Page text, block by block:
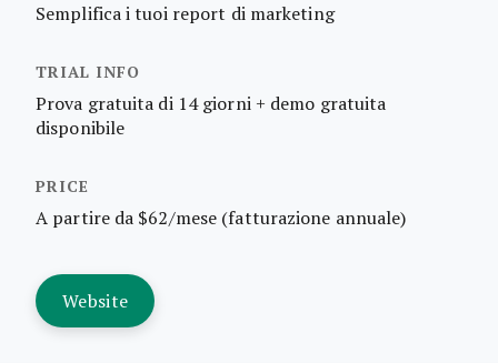
Semplifica i tuoi report di marketing
Prova gratuita di 14 giorni + demo gratuita
disponibile
A partire da $62/mese (fatturazione annuale)
Website